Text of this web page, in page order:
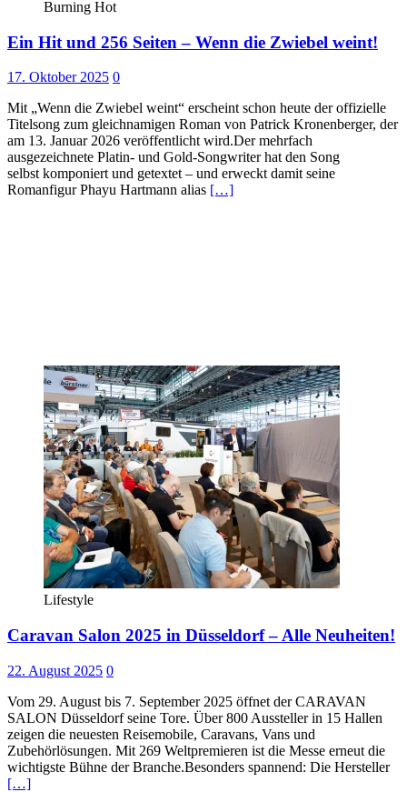
Burning Hot
Ein Hit und 256 Seiten – Wenn die Zwiebel weint!
17. Oktober 2025 0
Mit „Wenn die Zwiebel weint“ erscheint schon heute der offizielle
Titelsong zum gleichnamigen Roman von Patrick Kronenberger, der
am 13. Januar 2026 veröffentlicht wird.Der mehrfach
ausgezeichnete Platin- und Gold-Songwriter hat den Song
selbst komponiert und getextet – und erweckt damit seine
Romanfigur Phayu Hartmann alias […]
Lifestyle
Caravan Salon 2025 in Düsseldorf – Alle Neuheiten!
22. August 2025 0
Vom 29. August bis 7. September 2025 öffnet der CARAVAN
SALON Düsseldorf seine Tore. Über 800 Aussteller in 15 Hallen
zeigen die neuesten Reisemobile, Caravans, Vans und
Zubehörlösungen. Mit 269 Weltpremieren ist die Messe erneut die
wichtigste Bühne der Branche.Besonders spannend: Die Hersteller
[…]